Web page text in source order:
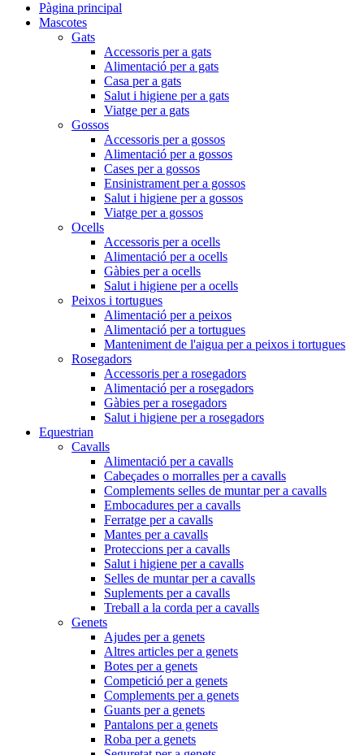
Pàgina principal
Mascotes
Gats
Accessoris per a gats
Alimentació per a gats
Casa per a gats
Salut i higiene per a gats
Viatge per a gats
Gossos
Accessoris per a gossos
Alimentació per a gossos
Cases per a gossos
Ensinistrament per a gossos
Salut i higiene per a gossos
Viatge per a gossos
Ocells
Accessoris per a ocells
Alimentació per a ocells
Gàbies per a ocells
Salut i higiene per a ocells
Peixos i tortugues
Alimentació per a peixos
Alimentació per a tortugues
Manteniment de l'aigua per a peixos i tortugues
Rosegadors
Accessoris per a rosegadors
Alimentació per a rosegadors
Gàbies per a rosegadors
Salut i higiene per a rosegadors
Equestrian
Cavalls
Alimentació per a cavalls
Cabeçades o morralles per a cavalls
Complements selles de muntar per a cavalls
Embocadures per a cavalls
Ferratge per a cavalls
Mantes per a cavalls
Proteccions per a cavalls
Salut i higiene per a cavalls
Selles de muntar per a cavalls
Suplements per a cavalls
Treball a la corda per a cavalls
Genets
Ajudes per a genets
Altres articles per a genets
Botes per a genets
Competició per a genets
Complements per a genets
Guants per a genets
Pantalons per a genets
Roba per a genets